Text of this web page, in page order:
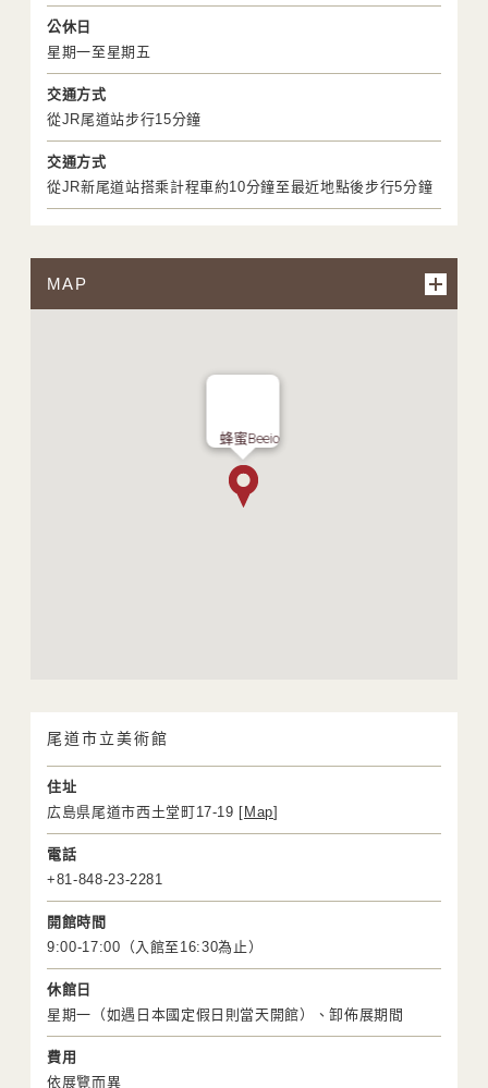
公休日
星期一至星期五
交通方式
從JR尾道站步行15分鐘
交通方式
從JR新尾道站搭乘計程車約10分鐘至最近地點後步行5分鐘
MAP
蜂蜜Beeio
尾道市立美術館
住址
広島県尾道市西土堂町17-19 [ Map]
電話
+81-848-23-2281
開館時間
9:00-17:00（入館至16:30為止）
休館日
星期一（如遇日本國定假日則當天開館）、卸佈展期間
費用
依展覽而異